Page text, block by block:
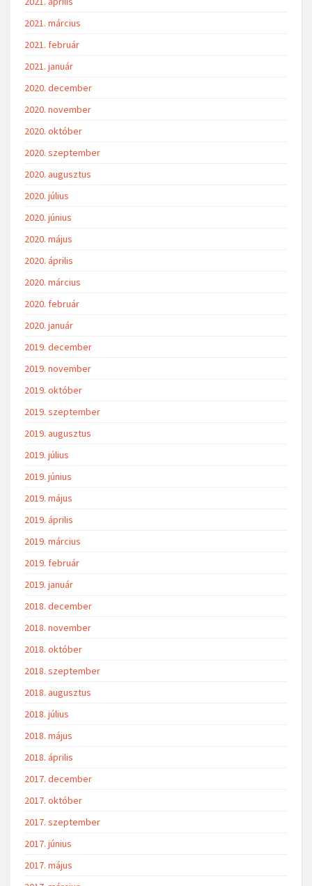
2021. március
2021. február
2021. január
2020. december
2020. november
2020. október
2020. szeptember
2020. augusztus
2020. július
2020. június
2020. május
2020. április
2020. március
2020. február
2020. január
2019. december
2019. november
2019. október
2019. szeptember
2019. augusztus
2019. július
2019. június
2019. május
2019. április
2019. március
2019. február
2019. január
2018. december
2018. november
2018. október
2018. szeptember
2018. augusztus
2018. július
2018. május
2018. április
2017. december
2017. október
2017. szeptember
2017. június
2017. május